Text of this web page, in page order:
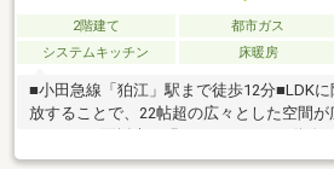
2階建て 都市ガス
システムキッチン
床暖房
■小田急線「狛江」駅まで徒歩12分■LDK
放することで、22帖超の広々とした空間
けられた3面採光の明るいLDK■2WAY動線
ステムキッチン■LD部分に床暖房が備わっ